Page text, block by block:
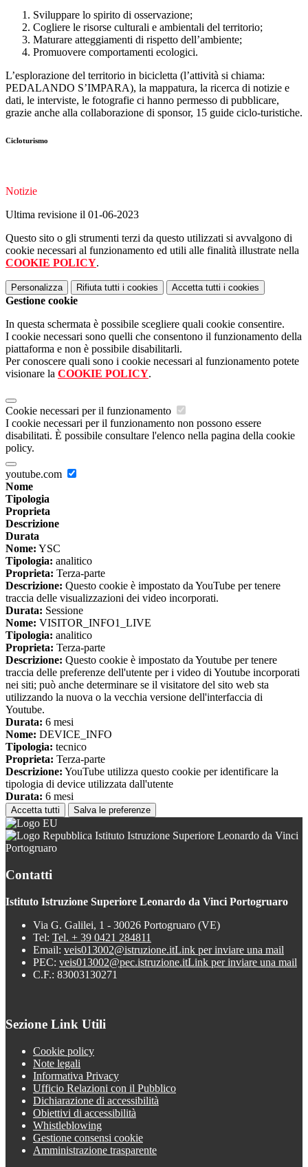
Sviluppare lo spirito di osservazione;
Cogliere le risorse culturali e ambientali del territorio;
Maturare atteggiamenti di rispetto dell’ambiente;
Promuovere comportamenti ecologici.
L’esplorazione del territorio in bicicletta (l’attività si chiama:
PEDALANDO S’IMPARA), la mappatura, la ricerca di notizie e
dati, le interviste, le fotografie ci hanno permesso di pubblicare,
grazie anche alla collaborazione di sponsor, 15 guide ciclo-turistiche.
Cicloturismo
Notizie
Ultima revisione il 01-06-2023
Questo sito o gli strumenti terzi da questo utilizzati si avvalgono di
cookie necessari al funzionamento ed utili alle finalità illustrate nella
COOKIE POLICY.
Personalizza Rifiuta tutti i cookies Accetta tutti i cookies
Gestione cookie
In questa schermata è possibile scegliere quali cookie consentire.
I cookie necessari sono quelli che consentono il funzionamento della
piattaforma e non è possibile disabilitarli.
Per conoscere quali sono i cookie necessari al funzionamento potete
visionare la COOKIE POLICY.
Cookie necessari per il funzionamento
I cookie necessari per il funzionamento non possono essere
disabilitati. È possibile consultare l'elenco nella pagina della cookie
policy.
youtube.com
Nome
Tipologia
Proprieta
Descrizione
Durata
Nome: YSC
Tipologia: analitico
Proprieta: Terza-parte
Descrizione: Questo cookie è impostato da YouTube per tenere
traccia delle visualizzazioni dei video incorporati.
Durata: Sessione
Nome: VISITOR_INFO1_LIVE
Tipologia: analitico
Proprieta: Terza-parte
Descrizione: Questo cookie è impostato da Youtube per tenere
traccia delle preferenze dell'utente per i video di Youtube incorporati
nei siti; può anche determinare se il visitatore del sito web sta
utilizzando la nuova o la vecchia versione dell'interfaccia di
Youtube.
Durata: 6 mesi
Nome: DEVICE_INFO
Tipologia: tecnico
Proprieta: Terza-parte
Descrizione: YouTube utilizza questo cookie per identificare la
tipologia di device utilizzata dall'utente
Durata: 6 mesi
Accetta tutti Salva le preferenze
Istituto Istruzione Superiore Leonardo da Vinci
Portogruaro
Contatti
Istituto Istruzione Superiore Leonardo da Vinci Portogruaro
Via G. Galilei, 1 - 30026 Portogruaro (VE)
Tel: Tel. + 39 0421 284811
Email: veis013002@istruzione.itLink per inviare una mail
PEC: veis013002@pec.istruzione.itLink per inviare una mail
C.F.: 83003130271
Sezione Link Utili
Cookie policy
Note legali
Informativa Privacy
Ufficio Relazioni con il Pubblico
Dichiarazione di accessibilità
Obiettivi di accessibilità
Whistleblowing
Gestione consensi cookie
Amministrazione trasparente